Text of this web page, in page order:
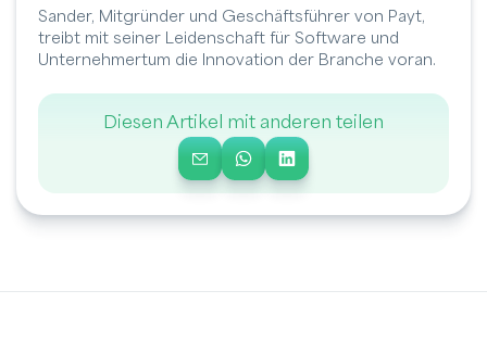
Sander, Mitgründer und Geschäftsführer von Payt,
treibt mit seiner Leidenschaft für Software und
Unternehmertum die Innovation der Branche voran.
Diesen Artikel mit anderen teilen